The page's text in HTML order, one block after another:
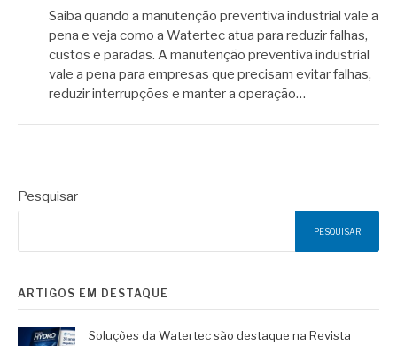
Saiba quando a manutenção preventiva industrial vale a
pena e veja como a Watertec atua para reduzir falhas,
custos e paradas. A manutenção preventiva industrial
vale a pena para empresas que precisam evitar falhas,
reduzir interrupções e manter a operação…
Pesquisar
PESQUISAR
ARTIGOS EM DESTAQUE
Soluções da Watertec são destaque na Revista